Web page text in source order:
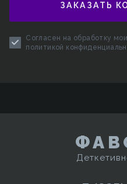
ЗАКАЗАТЬ
Согласен на обработку
политикой